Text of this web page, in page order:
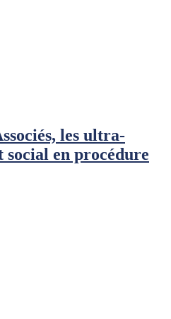
social en procédure